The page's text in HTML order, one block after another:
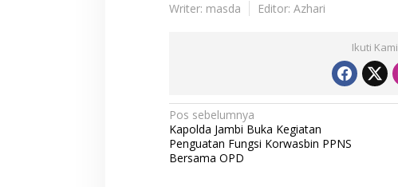
Writer: masda
Editor: Azhari
Ikuti Kami
N
a
v
Pos sebelumnya
Kapolda Jambi Buka Kegiatan
Penguatan Fungsi Korwasbin PPNS
Bersama OPD